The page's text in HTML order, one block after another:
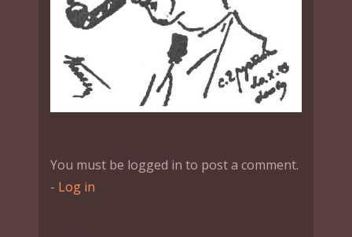
You must be logged in to post a comment.
- Log in